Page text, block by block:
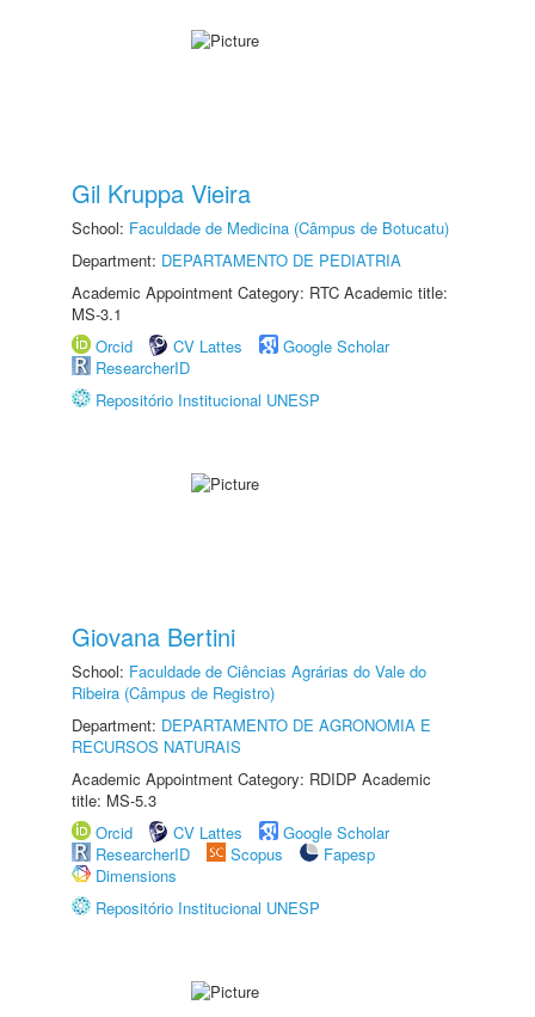
Gil Kruppa Vieira
School: Faculdade de Medicina (Câmpus de Botucatu)
Department: DEPARTAMENTO DE PEDIATRIA
Academic Appointment Category: RTC Academic title:
MS-3.1
Orcid
CV Lattes
Google Scholar
ResearcherID
Repositório Institucional UNESP
Giovana Bertini
School: Faculdade de Ciências Agrárias do Vale do
Ribeira (Câmpus de Registro)
Department: DEPARTAMENTO DE AGRONOMIA E
RECURSOS NATURAIS
Academic Appointment Category: RDIDP Academic
title: MS-5.3
Orcid
CV Lattes
Google Scholar
ResearcherID
Scopus
Fapesp
Dimensions
Repositório Institucional UNESP